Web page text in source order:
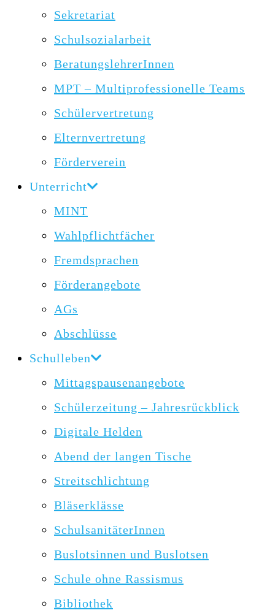
Sekretariat
Schulsozialarbeit
BeratungslehrerInnen
MPT – Multiprofessionelle Teams
Schülervertretung
Elternvertretung
Förderverein
Unterricht
MINT
Wahlpflichtfächer
Fremdsprachen
Förderangebote
AGs
Abschlüsse
Schulleben
Mittagspausenangebote
Schülerzeitung – Jahresrückblick
Digitale Helden
Abend der langen Tische
Streitschlichtung
Bläserklässe
SchulsanitäterInnen
Buslotsinnen und Buslotsen
Schule ohne Rassismus
Bibliothek